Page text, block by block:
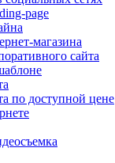
page
магазина
сайта
по доступной цене